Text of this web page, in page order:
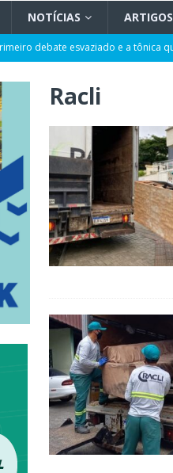
NOTÍCIAS ARTIGOS
debate esvaziado e a tônica
| Criminalidade e
avançam em acordo por
| Túlio de Amorim
adota novos critérios para
Racli